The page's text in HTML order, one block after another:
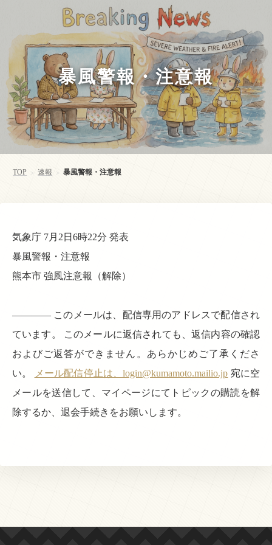
暴風警報・注意報
TOP > 速報 > 暴風警報・注意報
気象庁 7月2日6時22分 発表
暴風警報・注意報
熊本市 強風注意報（解除）
———— このメールは、配信専用のアドレスで配信され
ています。 このメールに返信されても、返信内容の確認
およびご返答ができません。あらかじめご了承くださ
い。
メール配信停止は、login@kumamoto.mailio.jp 宛に空
メールを送信して、マイページにてトピックの購読を解
除するか、退会手続きをお願いします。